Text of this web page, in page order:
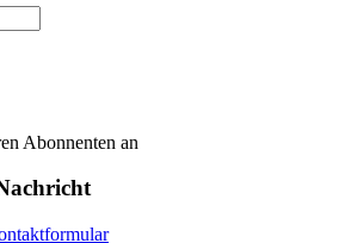
Abonnenten an